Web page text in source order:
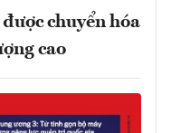
chuyển hóa
cao